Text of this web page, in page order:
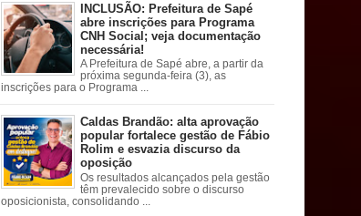
INCLUSÃO: Prefeitura de Sapé
abre inscrições para Programa
CNH Social; veja documentação
necessária!
A Prefeitura de Sapé abre, a partir da
próxima segunda-feira (3), as
inscrições para o Programa ...
Caldas Brandão: alta aprovação
popular fortalece gestão de Fábio
Rolim e esvazia discurso da
oposição
Os resultados alcançados pela gestão
têm prevalecido sobre o discurso
oposicionista, consolidando ...